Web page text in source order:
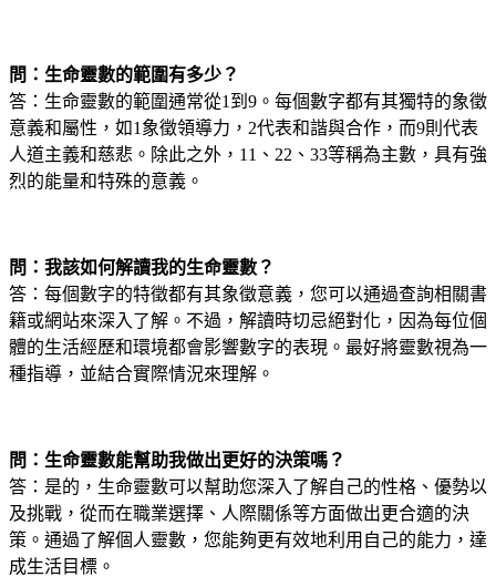
問：生命靈數的範圍有多少？
答：生命靈數的範圍通常從1到9。每個數字都有其獨特的象徵
意義和屬性，如1象徵領導力，2代表和諧與合作，而9則代表
人道主義和慈悲。除此之外，11、22、33等稱為主數，具有強
烈的能量和特殊的意義。
問：我該如何解讀我的生命靈數？
答：每個數字的特徵都有其象徵意義，您可以通過查詢相關書
籍或網站來深入了解。不過，解讀時切忌絕對化，因為每位個
體的生活經歷和環境都會影響數字的表現。最好將靈數視為一
種指導，並結合實際情況來理解。
問：生命靈數能幫助我做出更好的決策嗎？
答：是的，生命靈數可以幫助您深入了解自己的性格、優勢以
及挑戰，從而在職業選擇、人際關係等方面做出更合適的決
策。通過了解個人靈數，您能夠更有效地利用自己的能力，達
成生活目標。